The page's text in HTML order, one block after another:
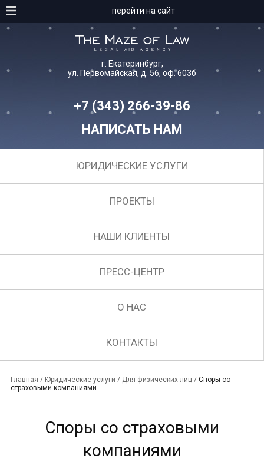
перейти на сайт
г. Екатеринбург,
ул. Первомайская, д. 56, оф. 603б
+7 (343) 266-39-86
НАПИСАТЬ НАМ
ЮРИДИЧЕСКИЕ УСЛУГИ
ПРОЕКТЫ
НАШИ КЛИЕНТЫ
ПРЕСС-ЦЕНТР
О НАС
КОНТАКТЫ
Главная / Юридические услуги / Для физических лиц / Споры со
страховыми компаниями
Споры со страховыми
компаниями